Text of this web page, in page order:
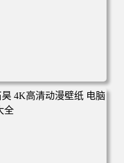
战记 罗小黑战记2 风息
载 壁纸大全